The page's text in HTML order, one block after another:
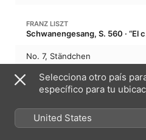
FRANZ LISZT
No. 7, Ständchen
Katya Kramer-Lapin
CLAUDE DEBUSSY
Suite bergamasque, CD 82, L.
Clair de Lune
Selecciona otro país
específico para tu
United States